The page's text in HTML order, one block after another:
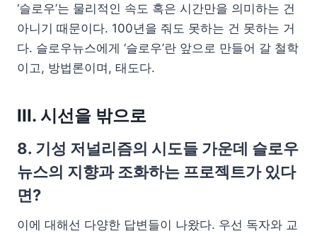
‘슬로우’는 물리적인 속도 혹은 시간만을 의미하는 건
아니기 때문이다. 100년을 줘도 못하는 건 못하는 거
다. 슬로우뉴스에게 ‘슬로우’란 앞으로 만들어 갈 철학
이고, 방법론이며, 태도다.
III. 시선을 밖으로
8. 기성 저널리즘의 시도들 가운데 슬로우
뉴스의 지향과 조화하는 프로젝트가 있다
면?
이에 대해선 다양한 답변들이 나왔다. 우선 독자와 교